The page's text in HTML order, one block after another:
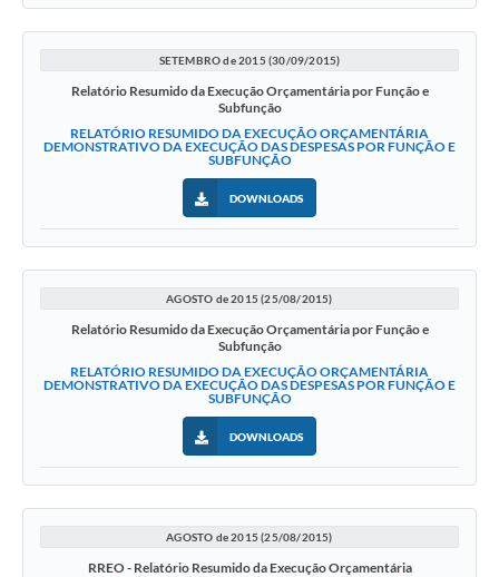
SETEMBRO de 2015 (30/09/2015)
Relatório Resumido da Execução Orçamentária por Função e
Subfunção
RELATÓRIO RESUMIDO DA EXECUÇÃO ORÇAMENTÁRIA
DEMONSTRATIVO DA EXECUÇÃO DAS DESPESAS POR FUNÇÃO E
SUBFUNÇÃO
DOWNLOADS
AGOSTO de 2015 (25/08/2015)
Relatório Resumido da Execução Orçamentária por Função e
Subfunção
RELATÓRIO RESUMIDO DA EXECUÇÃO ORÇAMENTÁRIA
DEMONSTRATIVO DA EXECUÇÃO DAS DESPESAS POR FUNÇÃO E
SUBFUNÇÃO
DOWNLOADS
AGOSTO de 2015 (25/08/2015)
RREO - Relatório Resumido da Execução Orçamentária